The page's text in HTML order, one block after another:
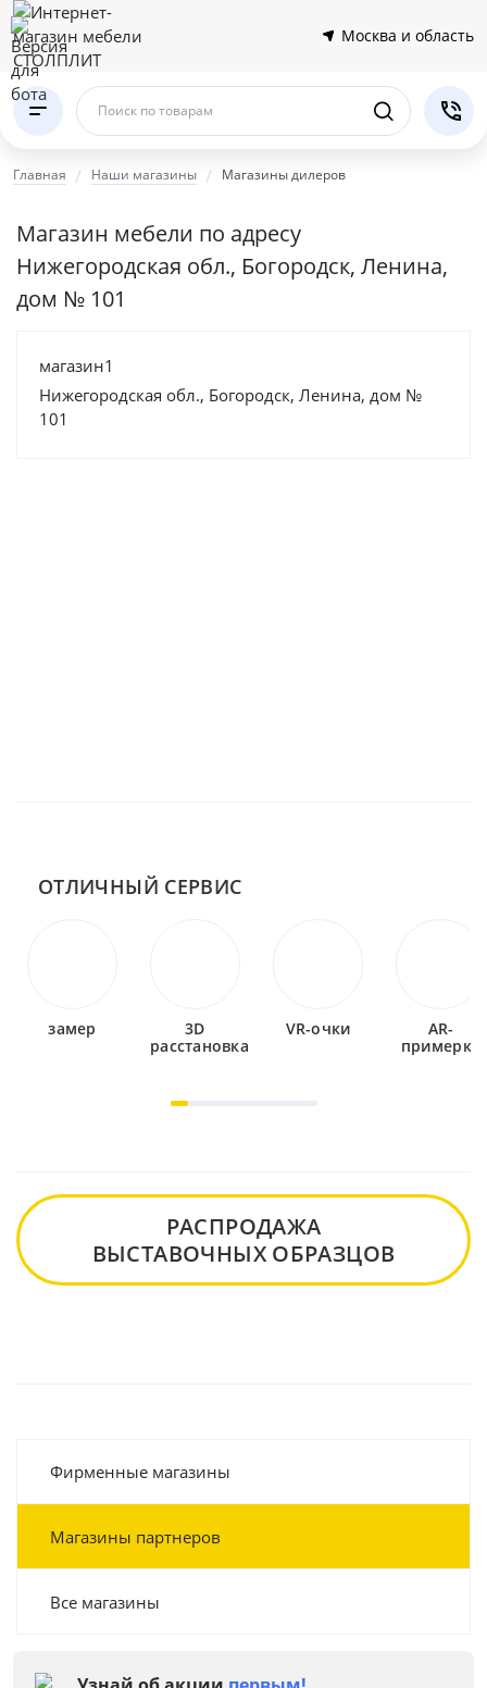
Москва и область
Поиск по товарам
Главная Наши магазины Магазины дилеров
Магазин мебели по адресу
Нижегородская обл., Богородск, Ленина,
дом № 101
магазин1
Нижегородская обл., Богородск, Ленина, дом №
101
ОТЛИЧНЫЙ СЕРВИС
замер
3D
расстановка
VR-очки
AR-
примерка
РАСПРОДАЖА
ВЫСТАВОЧНЫХ ОБРАЗЦОВ
Фирменные магазины
Магазины партнеров
Все магазины